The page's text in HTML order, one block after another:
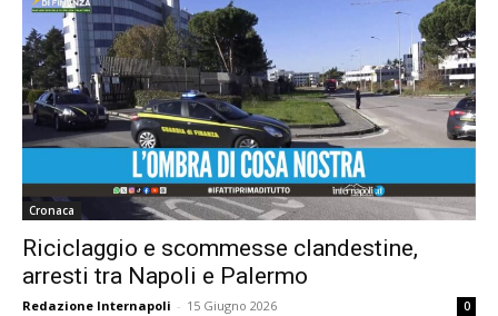
Cronaca
Riciclaggio e scommesse clandestine,
arresti tra Napoli e Palermo
Redazione Internapoli - 15 Giugno 2026 0